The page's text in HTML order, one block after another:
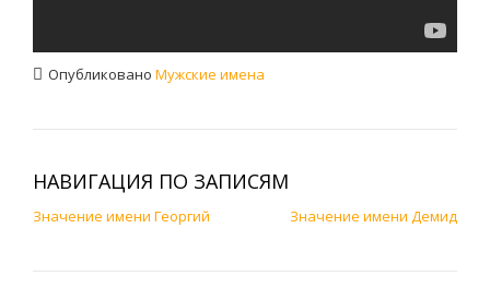
Опубликовано Мужские имена
НАВИГАЦИЯ ПО ЗАПИСЯМ
Значение имени Георгий Значение имени Демид